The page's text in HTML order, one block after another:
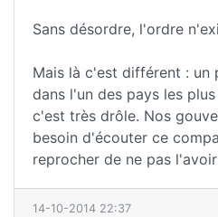
Sans désordre, l'ordre
Mais là c'est différent : un
dans l'un des pays les
c'est très drôle. Nos
besoin d'écouter ce
reprocher de ne pas
14-10-2014 22:37